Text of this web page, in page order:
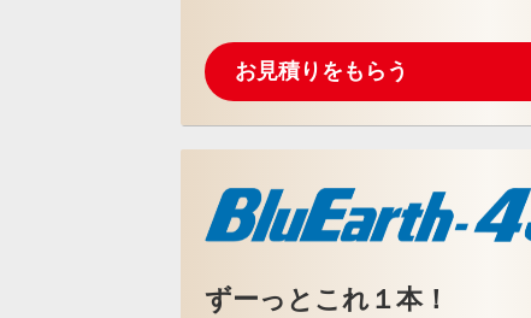
お見積りをもらう
ずーっとこれ１本！